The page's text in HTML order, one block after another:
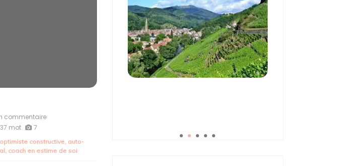
commentaireon
du
Coach
mot 7
constructive, auto-
, coach en estime de soi